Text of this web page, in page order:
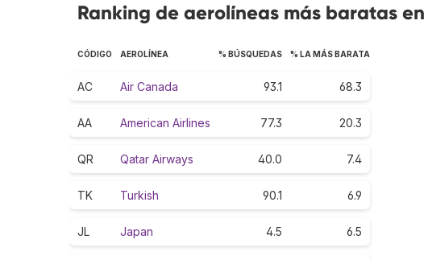
Ranking de aerolíneas más baratas
CÓDIGO AEROLÍNEA % BÚSQUEDAS % LA MÁS BARATA
AC Air Canada 93.1 68.3
AA American Airlines 77.3 20.3
QR Qatar Airways 40.0 7.4
TK Turkish 90.1 6.9
JL Japan 4.5 6.5